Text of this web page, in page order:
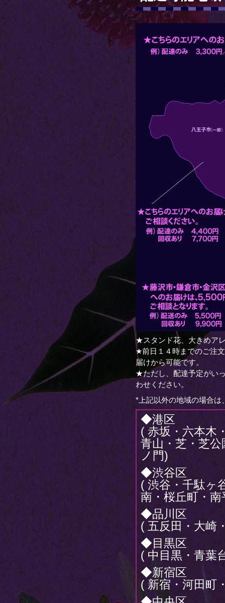
★スタンド花、大きめア
★前日１４時までのご注
届けから可能です。
★ただし、配達予定がい
わせください。
*上記以外の地域の場合は
◆港区
( 赤坂・六本木
青山・芝・芝
ノ門)
◆渋谷区
( 渋谷・千駄ヶ
南・桜丘町・
◆品川区
( 五反田・大崎
◆目黒区
( 中目黒・青葉
◆新宿区
( 新宿・河田町